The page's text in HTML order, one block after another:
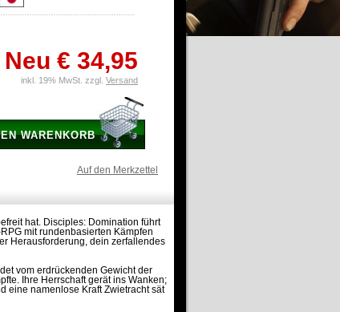
Neu € 34,95
inkl. 19% MwSt. zzgl. Versand
WARENKORB
Auf den Merkzettel
hat. Disciples: Domination führt
mit rundenbasierten Kämpfen
Herausforderung, dein zerfallendes
vom erdrückenden Gewicht der
Ihre Herrschaft gerät ins Wanken;
eine namenlose Kraft Zwietracht sät